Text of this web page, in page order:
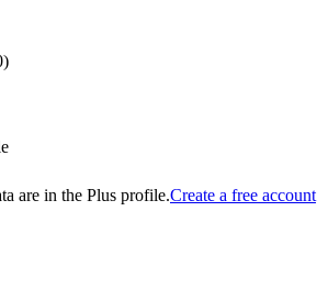
are in the Plus profile.Create a free account